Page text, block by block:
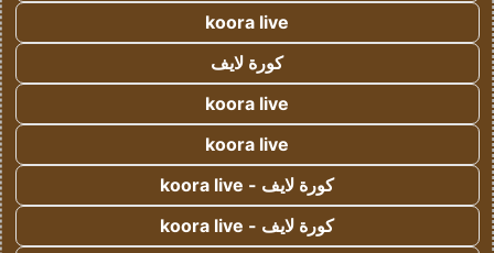
koora live
كورة لايف
koora live
koora live
كورة لايف - koora live
كورة لايف - koora live